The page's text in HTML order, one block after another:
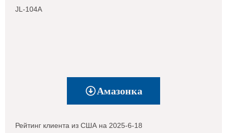
JL-104A
Амазонка
Рейтинг клиента из США на 2025-6-18